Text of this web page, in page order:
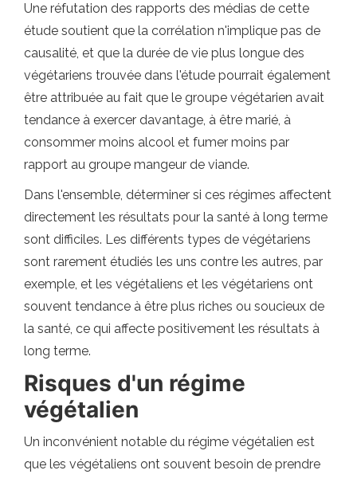
Une réfutation des rapports des médias de cette
étude soutient que la corrélation n'implique pas de
causalité, et que la durée de vie plus longue des
végétariens trouvée dans l'étude pourrait également
être attribuée au fait que le groupe végétarien avait
tendance à exercer davantage, à être marié, à
consommer moins alcool et fumer moins par
rapport au groupe mangeur de viande.
Dans l'ensemble, déterminer si ces régimes affectent
directement les résultats pour la santé à long terme
sont difficiles. Les différents types de végétariens
sont rarement étudiés les uns contre les autres, par
exemple, et les végétaliens et les végétariens ont
souvent tendance à être plus riches ou soucieux de
la santé, ce qui affecte positivement les résultats à
long terme.
Risques d'un régime
végétalien
Un inconvénient notable du régime végétalien est
que les végétaliens ont souvent besoin de prendre